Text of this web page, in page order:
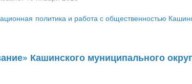
политика и работа с общественностью
Кашинского муниципального